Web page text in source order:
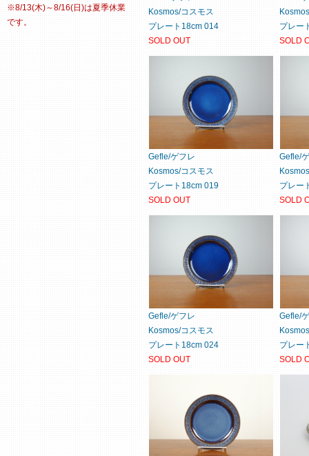
Kosmos/コスモス
プレート18cm 014
SOLD OUT
プレー
SOLD
Gefle/ゲフレ
Kosmos/コスモス
プレート18cm 019
SOLD OUT
Gefle/
プレー
SOLD
Gefle/ゲフレ
Kosmos/コスモス
プレート18cm 024
SOLD OUT
Gefle/
プレー
SOLD
※8/13(木)～8/16(日)は夏季休業
です。